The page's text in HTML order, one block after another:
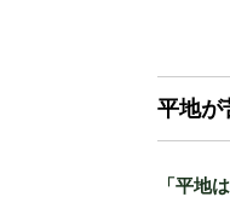
平地が
「平地